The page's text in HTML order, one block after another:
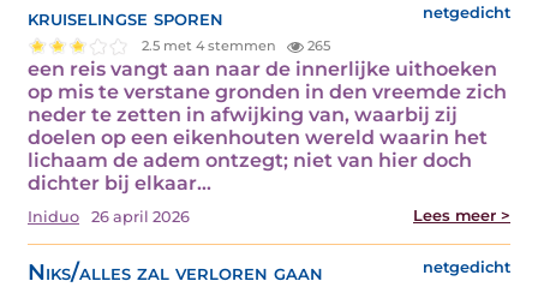
kruiselingse sporen netgedicht
2.5 met 4 stemmen 265
een reis vangt aan naar de innerlijke uithoeken
op mis te verstane gronden in den vreemde zich
neder te zetten in afwijking van, waarbij zij
doelen op een eikenhouten wereld waarin het
lichaam de adem ontzegt; niet van hier doch
dichter bij elkaar…
Iniduo 26 april 2026 Lees meer >
Niks/alles zal verloren gaan netgedicht